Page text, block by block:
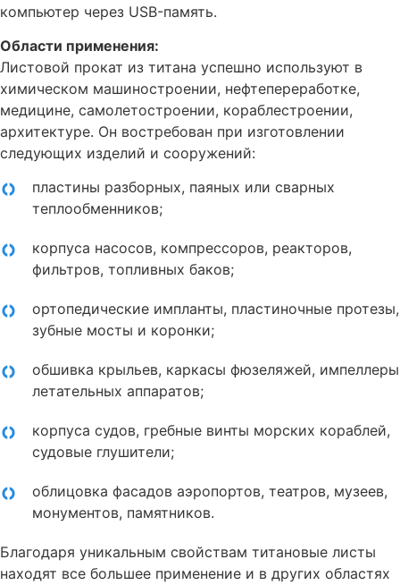
компьютер через USB-память.
Области применения:
Листовой прокат из титана успешно используют в
химическом машиностроении, нефтепереработке,
медицине, самолетостроении, кораблестроении,
архитектуре. Он востребован при изготовлении
следующих изделий и сооружений:
пластины разборных, паяных или сварных
теплообменников;
корпуса насосов, компрессоров, реакторов,
фильтров, топливных баков;
ортопедические импланты, пластиночные протезы,
зубные мосты и коронки;
обшивка крыльев, каркасы фюзеляжей, импеллеры
летательных аппаратов;
корпуса судов, гребные винты морских кораблей,
судовые глушители;
облицовка фасадов аэропортов, театров, музеев,
монументов, памятников.
Благодаря уникальным свойствам титановые листы
находят все большее применение и в других областях